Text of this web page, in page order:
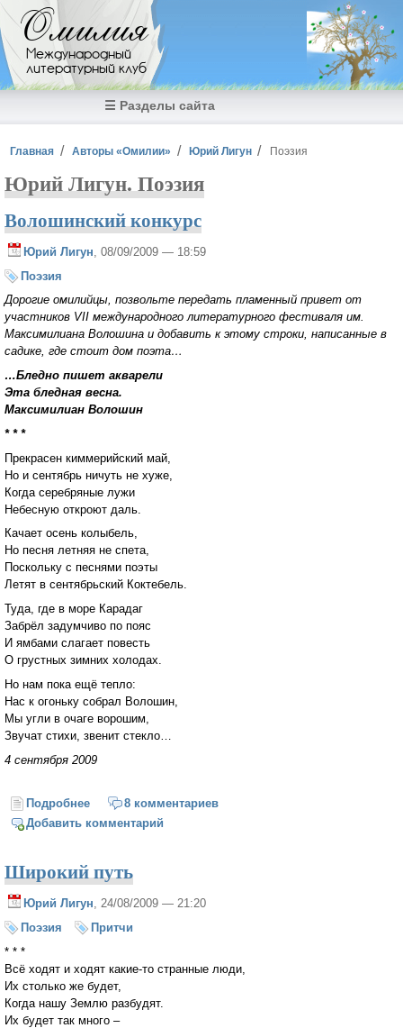
Перейти к основному содержанию
Омилия
Международный
литературный клуб
☰ Разделы сайта
Вы здесь
Главная Авторы «Омилии» Юрий Лигун Поэзия
Юрий Лигун. Поэзия
Волошинский конкурс
Юрий Лигун , 08/09/2009 — 18:59
Поэзия
Дорогие омилийцы, позвольте передать пламенный привет от
участников VII международного литературного фестиваля им.
Максимилиана Волошина и добавить к этому строки, написанные в
садике, где стоит дом поэта…
…Бледно пишет акварели
Эта бледная весна.
Максимилиан Волошин
* * *
Прекрасен киммерийский май,
Но и сентябрь ничуть не хуже,
Когда серебряные лужи
Небесную откроют даль.
Качает осень колыбель,
Но песня летняя не спета,
Поскольку с песнями поэты
Летят в сентябрьский Коктебель.
Туда, где в море Карадаг
Забрёл задумчиво по пояс
И ямбами слагает повесть
О грустных зимних холодах.
Но нам пока ещё тепло:
Нас к огоньку собрал Волошин,
Мы угли в очаге ворошим,
Звучат стихи, звенит стекло…
4 сентября 2009
Подробнее о Волошинский конкурс
8 комментариев
Добавить комментарий
Широкий путь
Юрий Лигун, 24/08/2009 — 21:20
Поэзия
Притчи
* * *
Всё ходят и ходят какие-то странные люди,
Их столько же будет,
Когда нашу Землю разбудят.
Их будет так много –